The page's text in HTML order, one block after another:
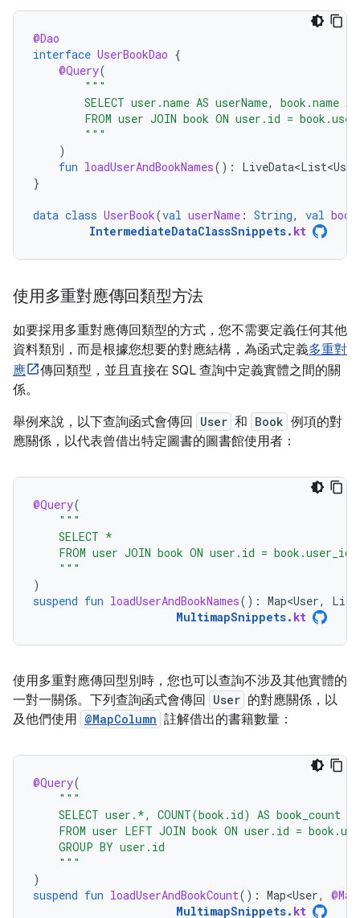
@Dao
interface UserBookDao {
@Query(
"""
SELECT user.name AS userName, book.name
FROM user JOIN book ON user.id =
        """
)
fun loadUserAndBookNames():
}
data class UserBook(val userName : String, val
IntermediateDataClassSnippets. kt
使用多重對應傳回類型方法
如要採用多重對應傳回類型的方式，您不需要定義任何其他
資料類別，而是根據您想要的對應結構，為函式定義多重對
應
傳回類型，並且直接在 SQL 查詢中定義實體之間的關
係。
舉例來說，以下查詢函式會傳回
User 和 Book 例項的對
應關係，以代表曾借出特定圖書的圖書館使用者：
@Query(
"""
    SELECT *
    FROM user JOIN book ON user.id = book.user_id
    """
)
suspend fun loadUserAndBookNames(): Map<User,
MultimapSnippets. kt
使用多重對應傳回型別時，您也可以查詢不涉及其他實體的
一對一關係。下列查詢函式會傳回
User 的對應關係，以
及他們使用 @MapColumn 註解借出的書籍數量：
@Query(
"""
    SELECT user.*, COUNT(book.id) AS book_count
FROM user LEFT JOIN book ON user.id =
    GROUP BY user.id
    """
)
suspend fun loadUserAndBookCount(): Map<User,
MultimapSnippets. kt